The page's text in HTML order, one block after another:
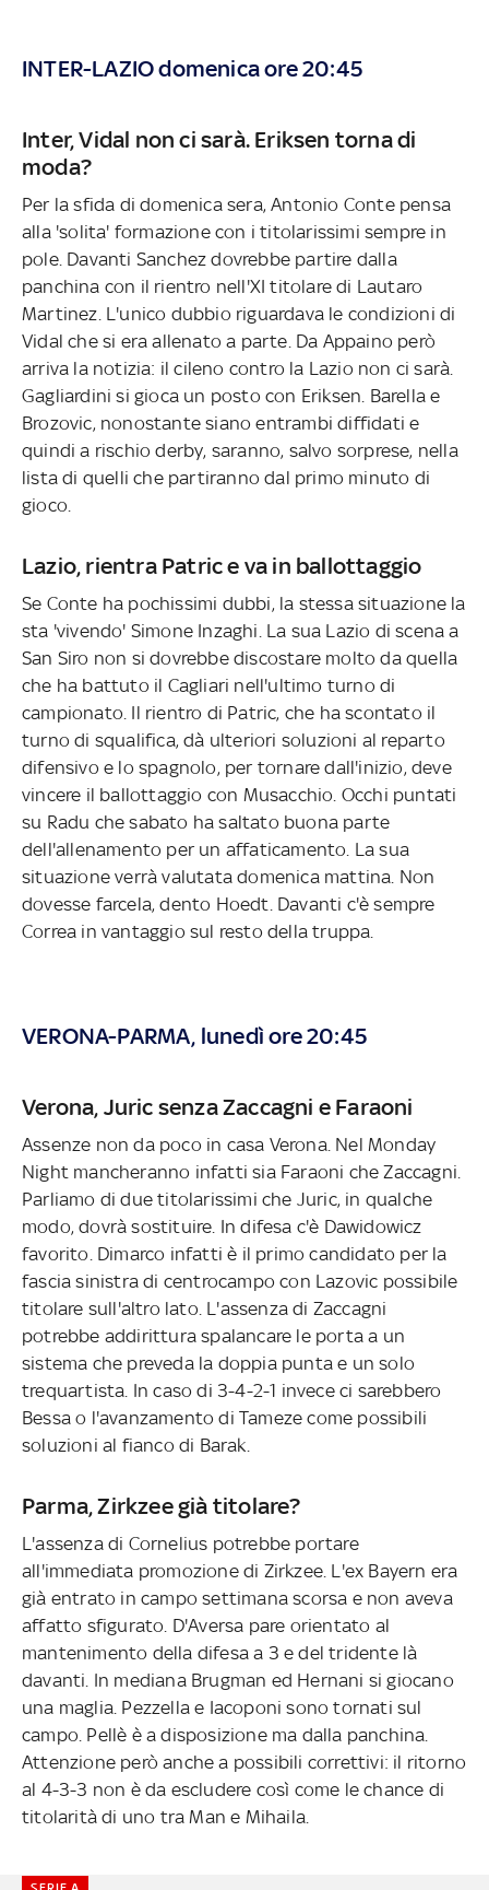
INTER-LAZIO domenica ore 20:45
Inter, Vidal non ci sarà. Eriksen torna di
moda?
Per la sfida di domenica sera, Antonio Conte pensa
alla 'solita' formazione con i titolarissimi sempre in
pole. Davanti Sanchez dovrebbe partire dalla
panchina con il rientro nell'XI titolare di Lautaro
Martinez. L'unico dubbio riguardava le condizioni di
Vidal che si era allenato a parte. Da Appaino però
arriva la notizia: il cileno contro la Lazio non ci sarà.
Gagliardini si gioca un posto con Eriksen. Barella e
Brozovic, nonostante siano entrambi diffidati e
quindi a rischio derby, saranno, salvo sorprese, nella
lista di quelli che partiranno dal primo minuto di
gioco.
Lazio, rientra Patric e va in ballottaggio
Se Conte ha pochissimi dubbi, la stessa situazione la
sta 'vivendo' Simone Inzaghi. La sua Lazio di scena a
San Siro non si dovrebbe discostare molto da quella
che ha battuto il Cagliari nell'ultimo turno di
campionato. Il rientro di Patric, che ha scontato il
turno di squalifica, dà ulteriori soluzioni al reparto
difensivo e lo spagnolo, per tornare dall'inizio, deve
vincere il ballottaggio con Musacchio. Occhi puntati
su Radu che sabato ha saltato buona parte
dell'allenamento per un affaticamento. La sua
situazione verrà valutata domenica mattina. Non
dovesse farcela, dento Hoedt. Davanti c'è sempre
Correa in vantaggio sul resto della truppa.
VERONA-PARMA, lunedì ore 20:45
Verona, Juric senza Zaccagni e Faraoni
Assenze non da poco in casa Verona. Nel Monday
Night mancheranno infatti sia Faraoni che Zaccagni.
Parliamo di due titolarissimi che Juric, in qualche
modo, dovrà sostituire. In difesa c'è Dawidowicz
favorito. Dimarco infatti è il primo candidato per la
fascia sinistra di centrocampo con Lazovic possibile
titolare sull'altro lato. L'assenza di Zaccagni
potrebbe addirittura spalancare le porta a un
sistema che preveda la doppia punta e un solo
trequartista. In caso di 3-4-2-1 invece ci sarebbero
Bessa o l'avanzamento di Tameze come possibili
soluzioni al fianco di Barak.
Parma, Zirkzee già titolare?
L'assenza di Cornelius potrebbe portare
all'immediata promozione di Zirkzee. L'ex Bayern era
già entrato in campo settimana scorsa e non aveva
affatto sfigurato. D'Aversa pare orientato al
mantenimento della difesa a 3 e del tridente là
davanti. In mediana Brugman ed Hernani si giocano
una maglia. Pezzella e Iacoponi sono tornati sul
campo. Pellè è a disposizione ma dalla panchina.
Attenzione però anche a possibili correttivi: il ritorno
al 4-3-3 non è da escludere così come le chance di
titolarità di uno tra Man e Mihaila.